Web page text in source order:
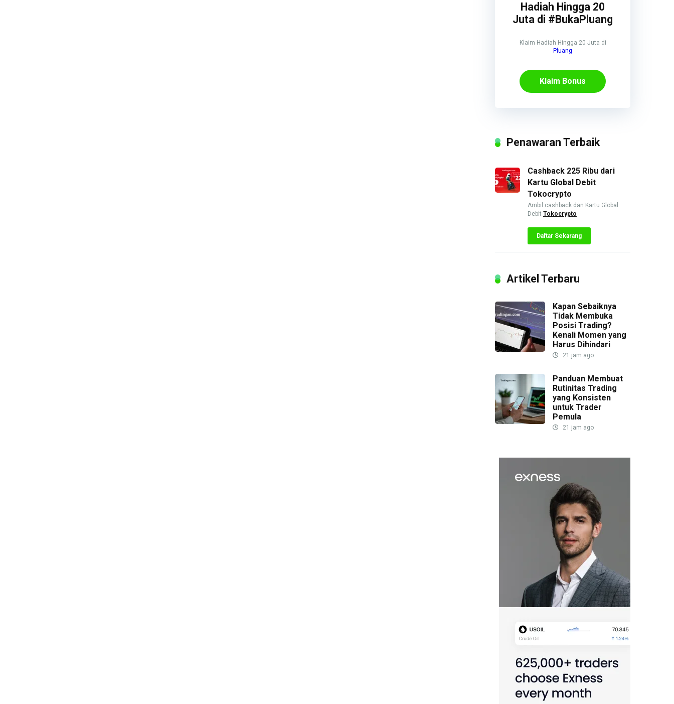
Hadiah Hingga 20
Juta di #BukaPluang
Klaim Hadiah Hingga 20 Juta di
Pluang
Klaim Bonus
Penawaran Terbaik
Cashback 225 Ribu dari
Kartu Global Debit
Tokocrypto
Ambil cashback dan Kartu Global
Debit Tokocrypto
Daftar Sekarang
Artikel Terbaru
Kapan Sebaiknya
Tidak Membuka
Posisi Trading?
Kenali Momen yang
Harus Dihindari
21 jam ago
Panduan Membuat
Rutinitas Trading
yang Konsisten
untuk Trader
Pemula
21 jam ago